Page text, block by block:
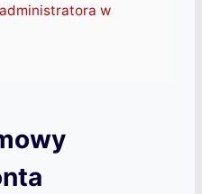
w